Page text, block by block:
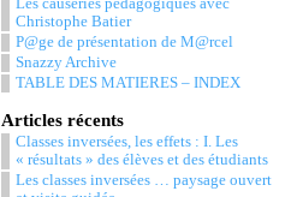
Les causeries pédagogiques avec
Christophe Batier
P@ge de présentation de M@rcel
Snazzy Archive
TABLE DES MATIERES – INDEX
Articles récents
Classes inversées, les effets : I. Les
« résultats » des élèves et des étudiants
Les classes inversées … paysage ouvert